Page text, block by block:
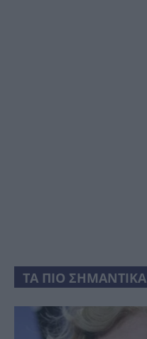
ΤΑ ΠΙΟ ΣΗΜΑΝΤΙΚΑ